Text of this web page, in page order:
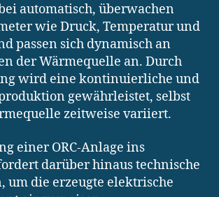
automatisch, überwachen
wie Druck, Temperatur und
passen sich dynamisch an
der Wärmequelle an. Durch
wird eine kontinuierliche und
gewährleistet, selbst
zeitweise variiert.
einer ORC-Anlage ins
darüber hinaus technische
um die erzeugte elektrische